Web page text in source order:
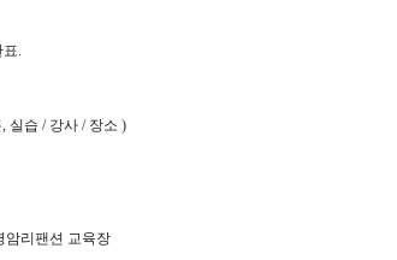
.
실습 / 강사 / 장소 )
암리팬션 교육장